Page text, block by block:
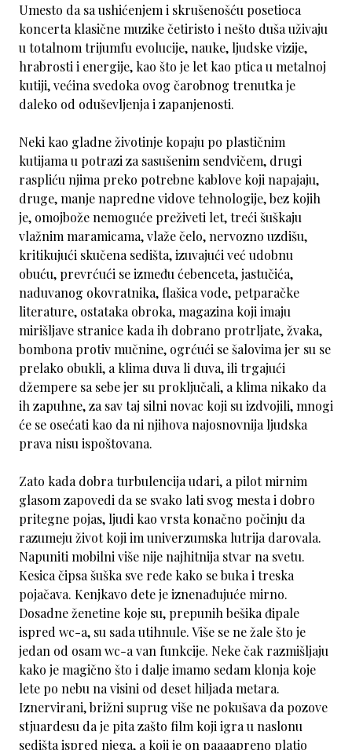
Umesto da sa ushićenjem i skrušenošću posetioca
koncerta klasične muzike četiristo i nešto duša uživaju
u totalnom trijumfu evolucije, nauke, ljudske vizije,
hrabrosti i energije, kao što je let kao ptica u metalnoj
kutiji, većina svedoka ovog čarobnog trenutka je
daleko od oduševljenja i zapanjenosti.
Neki kao gladne životinje kopaju po plastičnim
kutijama u potrazi za sasušenim sendvičem, drugi
raspliću njima preko potrebne kablove koji napajaju,
druge, manje napredne vidove tehnologije, bez kojih
je, omojbože nemoguće preživeti let, treći šuškaju
vlažnim maramicama, vlaže čelo, nervozno uzdišu,
kritikujući skučena sedišta, izuvajući već udobnu
obuću, prevrćući se između ćebenceta, jastučića,
naduvanog okovratnika, flašica vode, petparačke
literature, ostataka obroka, magazina koji imaju
mirišljave stranice kada ih dobrano protrljate, žvaka,
bombona protiv mučnine, ogrćući se šalovima jer su se
prelako obukli, a klima duva li duva, ili trgajući
džempere sa sebe jer su proključali, a klima nikako da
ih zapuhne, za sav taj silni novac koji su izdvojili, mnogi
će se osećati kao da ni njihova najosnovnija ljudska
prava nisu ispoštovana.
Zato kada dobra turbulencija udari, a pilot mirnim
glasom zapovedi da se svako lati svog mesta i dobro
pritegne pojas, ljudi kao vrsta konačno počinju da
razumeju život koji im univerzumska lutrija darovala.
Napuniti mobilni više nije najhitnija stvar na svetu.
Kesica čipsa šuška sve ređe kako se buka i treska
pojačava. Kenjkavo dete je iznenađujuće mirno.
Dosadne ženetine koje su, prepunih bešika đipale
ispred wc-a, su sada utihnule. Više se ne žale što je
jedan od osam wc-a van funkcije. Neke čak razmišljaju
kako je magično što i dalje imamo sedam klonja koje
lete po nebu na visini od deset hiljada metara.
Iznervirani, brižni suprug više ne pokušava da pozove
stjuardesu da je pita zašto film koji igra u naslonu
sedišta ispred njega, a koji je on paaaapreno platio